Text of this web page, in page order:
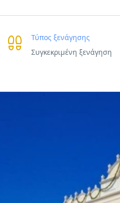
Τύπος ξενάγησης
Συγκεκριμένη ξενάγηση